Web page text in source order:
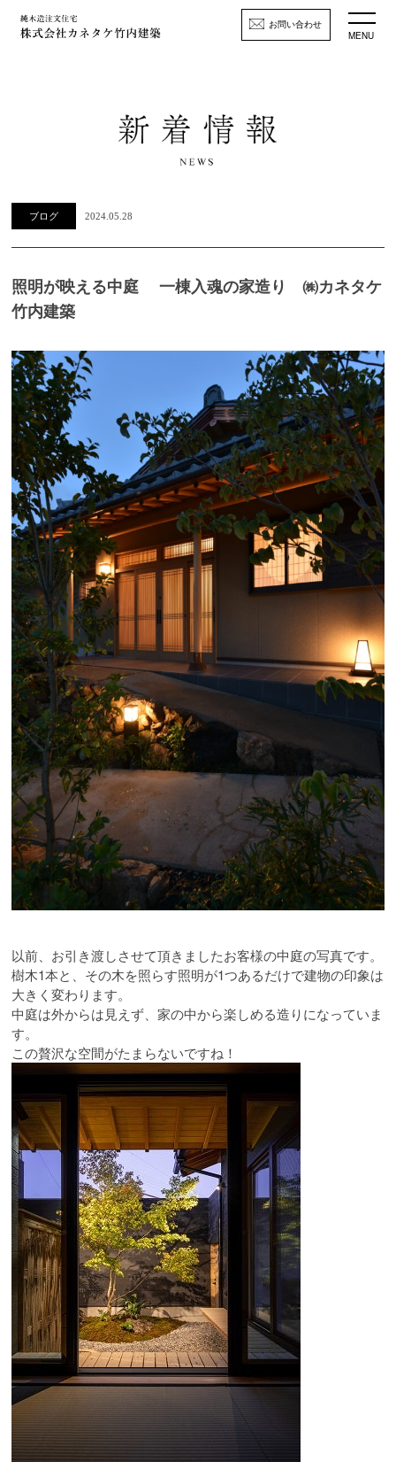
お問い合わせ
MENU
ブログ 2024.05.28
照明が映える中庭 一棟入魂の家造り ㈱カネタケ
竹内建築
以前、お引き渡しさせて頂きましたお客様の中庭の写真です。
樹木1本と、その木を照らす照明が1つあるだけで建物の印象は
大きく変わります。
中庭は外からは見えず、家の中から楽しめる造りになっていま
す。
この贅沢な空間がたまらないですね！